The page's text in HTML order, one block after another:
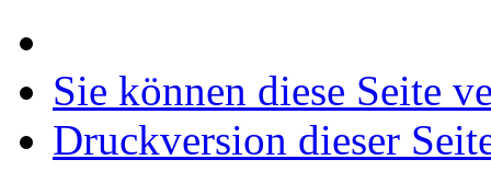
Sie können diese Seite
Druckversion dieser